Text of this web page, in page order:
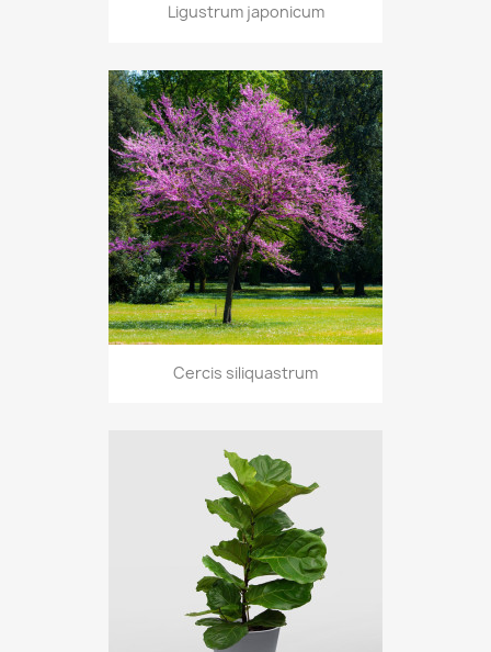
Ligustrum japonicum
Cercis siliquastrum